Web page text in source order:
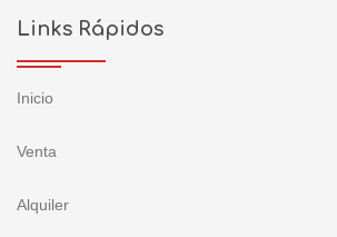
Links Rápidos
Inicio
Venta
Alquiler